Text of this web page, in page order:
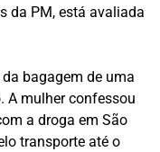
da PM, está avaliada
bagagem de uma
A mulher confessou
a droga em São
transporte até o